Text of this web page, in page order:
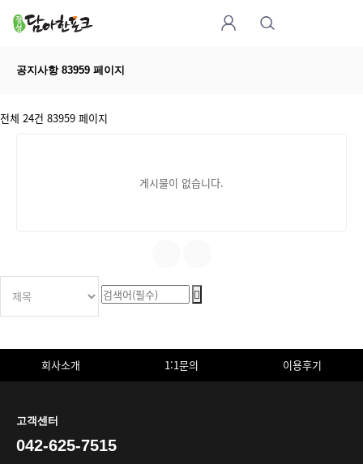
공지사항 83959 페이지
전체 24건 83959 페이지
게시물이 없습니다.
회사소개 1:1문의 이용후기
고객센터
042-625-7515